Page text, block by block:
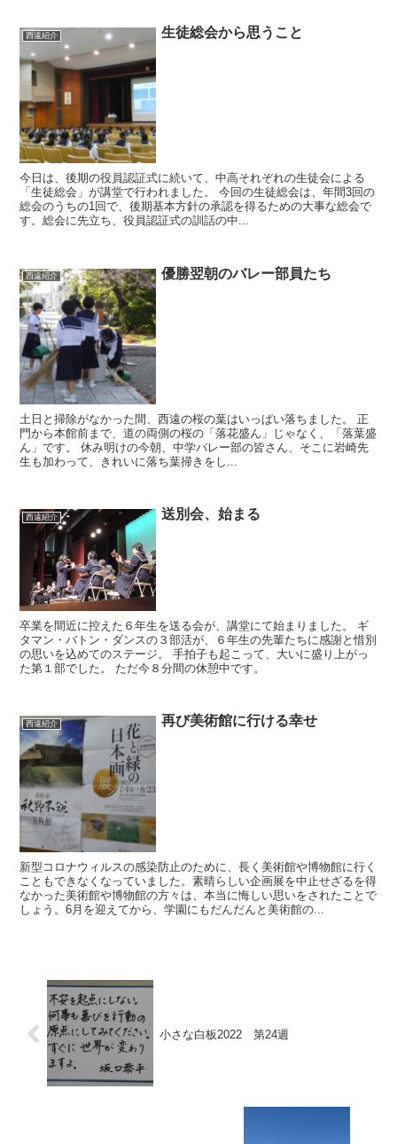
西遠紹介 生徒総会から思うこと
今日は、後期の役員認証式に続いて、中高それぞれの生徒会による
「生徒総会」が講堂で行われました。 今回の生徒総会は、年間3回の
総会のうちの1回で、後期基本方針の承認を得るための大事な総会で
す。総会に先立ち、役員認証式の訓話の中...
西遠紹介 優勝翌朝のバレー部員たち
土日と掃除がなかった間、西遠の桜の葉はいっぱい落ちました。 正
門から本館前まで、道の両側の桜の「落花盛ん」じゃなく、「落葉盛
ん」です。 休み明けの今朝、中学バレー部の皆さん、そこに岩崎先
生も加わって、きれいに落ち葉掃きをし...
西遠紹介 送別会、始まる
卒業を間近に控えた６年生を送る会が、講堂にて始まりました。 ギ
タマン・バトン・ダンスの３部活が、６年生の先輩たちに感謝と惜別
の思いを込めてのステージ。 手拍子も起こって、大いに盛り上がっ
た第１部でした。 ただ今８分間の休憩中です。
西遠紹介 再び美術館に行ける幸せ
新型コロナウィルスの感染防止のために、長く美術館や博物館に行く
こともできなくなっていました。素晴らしい企画展を中止せざるを得
なかった美術館や博物館の方々は、本当に悔しい思いをされたことで
しょう。6月を迎えてから、学園にもだんだんと美術館の...
小さな白板2022 第24週